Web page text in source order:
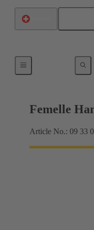
Intensités jusqu'à
Femelle
Article No.: 09 33